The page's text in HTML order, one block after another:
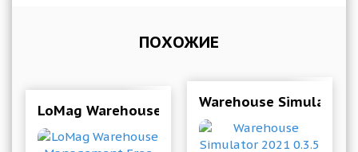
ПОХОЖИЕ
LoMag Warehouse Management Free 1.38
Warehouse Simulator